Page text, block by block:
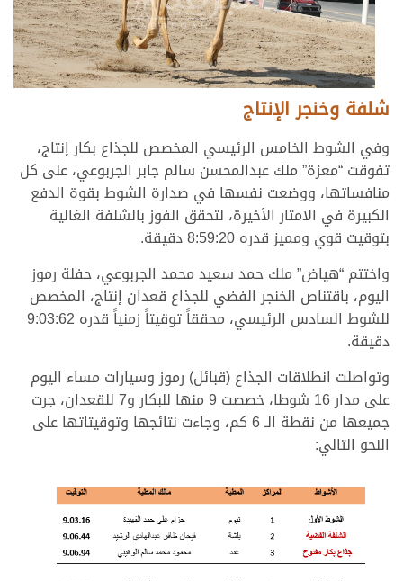
شلفة وخنجر الإنتاج
وفي الشوط الخامس الرئيسي المخصص للجذاع بكار إنتاج،
تفوقت “معزة” ملك عبدالمحسن سالم جابر الجربوعي، على كل
منافساتها، ووضعت نفسها في صدارة الشوط بقوة الدفع
الكبيرة في الامتار الأخيرة، لتحقق الفوز بالشلفة الغالية
بتوقيت قوي ومميز قدره 8:59:20 دقيقة.
واختتم “هياض” ملك حمد سعيد محمد الجربوعي، حفلة رموز
اليوم، باقتناص الخنجر الفضي للجذاع قعدان إنتاج، المخصص
للشوط السادس الرئيسي، محققاً توقيتاً زمنياً قدره 9:03:62
دقيقة.
وتواصلت انطلاقات الجذاع (قبائل) رموز وسيارات مساء اليوم
على مدار 16 شوطا، خصصت 9 منها للبكار و7 للقعدان، جرت
جميعها من نقطة الـ 6 كم، وجاءت نتائجها وتوقيتاتها على
النحو التالي: